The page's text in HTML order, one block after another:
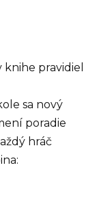
pravidiel
sa nový
poradie
hráč